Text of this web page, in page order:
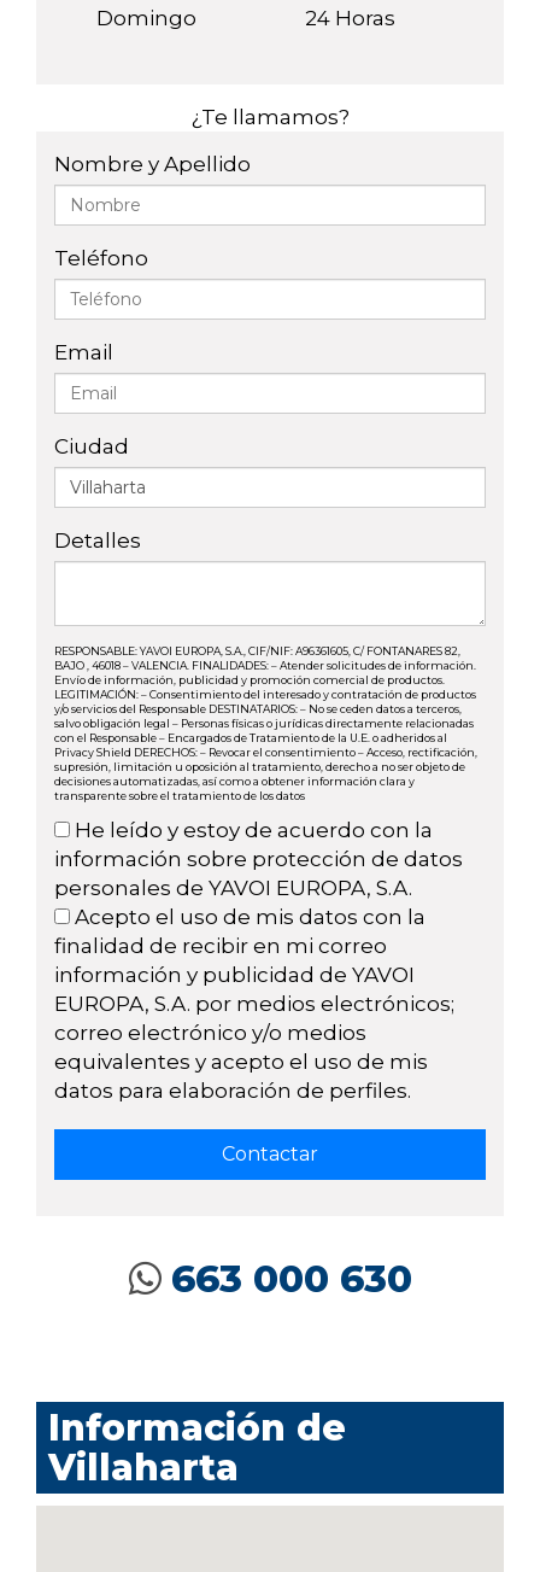
Domingo 24 Horas
¿Te llamamos?
Nombre y Apellido
Teléfono
Email
Ciudad
Detalles
RESPONSABLE: YAVOI EUROPA, S.A., CIF/NIF: A96361605, C/ FONTANARES 82,
BAJO , 46018 – VALENCIA. FINALIDADES: – Atender solicitudes de información.
Envío de información, publicidad y promoción comercial de productos.
LEGITIMACIÓN: – Consentimiento del interesado y contratación de productos
y/o servicios del Responsable DESTINATARIOS: – No se ceden datos a terceros,
salvo obligación legal – Personas físicas o jurídicas directamente relacionadas
con el Responsable – Encargados de Tratamiento de la U.E. o adheridos al
Privacy Shield DERECHOS: – Revocar el consentimiento – Acceso, rectificación,
supresión, limitación u oposición al tratamiento, derecho a no ser objeto de
decisiones automatizadas, así como a obtener información clara y
transparente sobre el tratamiento de los datos
He leído y estoy de acuerdo con la
información sobre protección de datos
personales de YAVOI EUROPA, S.A.
Acepto el uso de mis datos con la
finalidad de recibir en mi correo
información y publicidad de YAVOI
EUROPA, S.A. por medios electrónicos;
correo electrónico y/o medios
equivalentes y acepto el uso de mis
datos para elaboración de perfiles.
663 000 630
Información de
Villaharta